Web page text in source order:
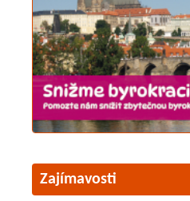
Zajímavosti